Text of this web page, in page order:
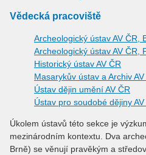
Vědecká pracoviště
Archeologický ústav AV ČR,
Archeologický ústav AV ČR,
Historický ústav AV ČR
Masarykův ústav a Archiv AV
Ústav dějin umění AV ČR
Ústav pro soudobé dějiny AV
Úkolem ústavů této sekce je
mezinárodním kontextu. Dva
Brně) se věnují pravěkým a